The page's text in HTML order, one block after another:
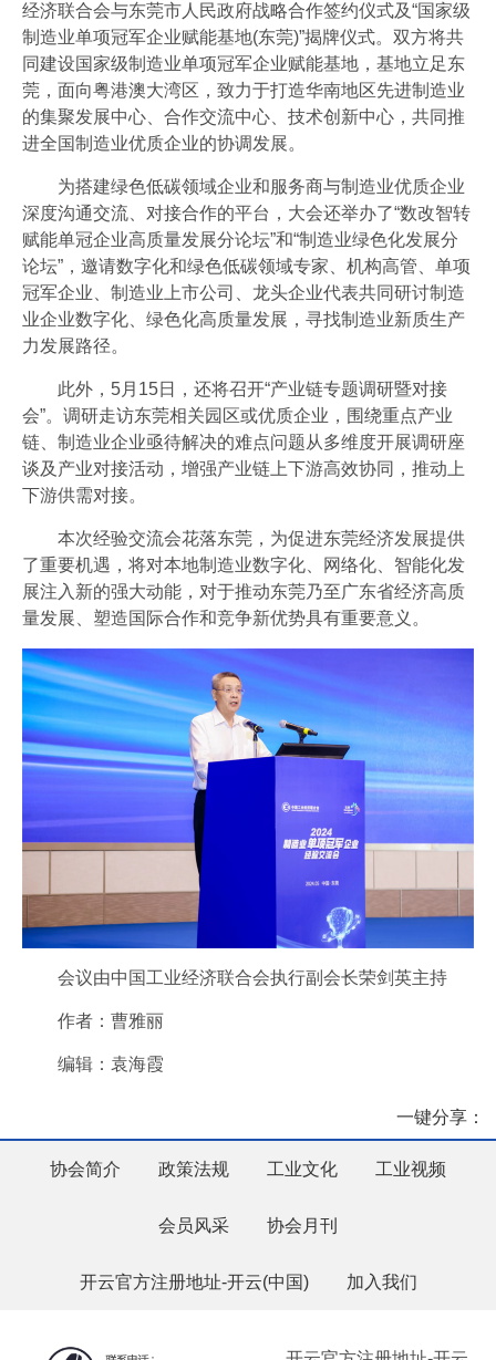
经济联合会与东莞市人民政府战略合作签约仪式及“国家级
制造业单项冠军企业赋能基地(东莞)”揭牌仪式。双方将共
同建设国家级制造业单项冠军企业赋能基地，基地立足东
莞，面向粤港澳大湾区，致力于打造华南地区先进制造业
的集聚发展中心、合作交流中心、技术创新中心，共同推
进全国制造业优质企业的协调发展。
为搭建绿色低碳领域企业和服务商与制造业优质企业
深度沟通交流、对接合作的平台，大会还举办了“数改智转
赋能单冠企业高质量发展分论坛”和“制造业绿色化发展分
论坛”，邀请数字化和绿色低碳领域专家、机构高管、单项
冠军企业、制造业上市公司、龙头企业代表共同研讨制造
业企业数字化、绿色化高质量发展，寻找制造业新质生产
力发展路径。
此外，5月15日，还将召开“产业链专题调研暨对接
会”。调研走访东莞相关园区或优质企业，围绕重点产业
链、制造业企业亟待解决的难点问题从多维度开展调研座
谈及产业对接活动，增强产业链上下游高效协同，推动上
下游供需对接。
本次经验交流会花落东莞，为促进东莞经济发展提供
了重要机遇，将对本地制造业数字化、网络化、智能化发
展注入新的强大动能，对于推动东莞乃至广东省经济高质
量发展、塑造国际合作和竞争新优势具有重要意义。
会议由中国工业经济联合会执行副会长荣剑英主持
作者：曹雅丽
编辑：袁海霞
一键分享：
协会简介 政策法规 工业文化 工业视频
会员风采 协会月刊
开云官方注册地址-开云(中国) 加入我们